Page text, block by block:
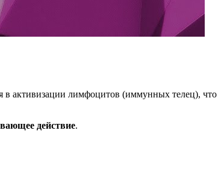
в активизации лимфоцитов (иммунных телец), что
действие.